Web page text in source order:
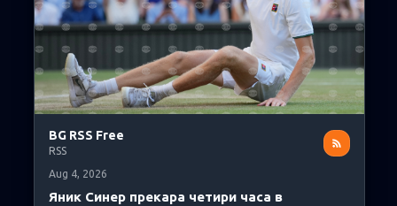
BG RSS Free
RSS
Aug 4, 2026
Яник Синер прекара четири часа в